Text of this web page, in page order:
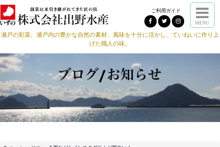
ご利用ガイド
MENU
瀬戸の彩菜。瀬戸内の豊かな自然の素材、風味を十分に活かし、ていねいに作り上
げた職人の味。